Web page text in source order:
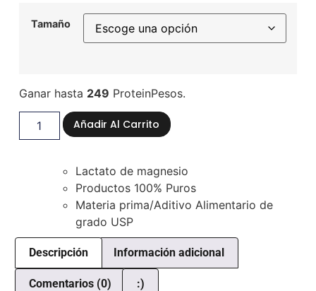
Tamaño
Ganar hasta 249 ProteinPesos.
Añadir Al Carrito
Lactato de magnesio
Productos 100% Puros
Materia prima/Aditivo Alimentario de
grado USP
Descripción Información adicional
Comentarios (0) :)